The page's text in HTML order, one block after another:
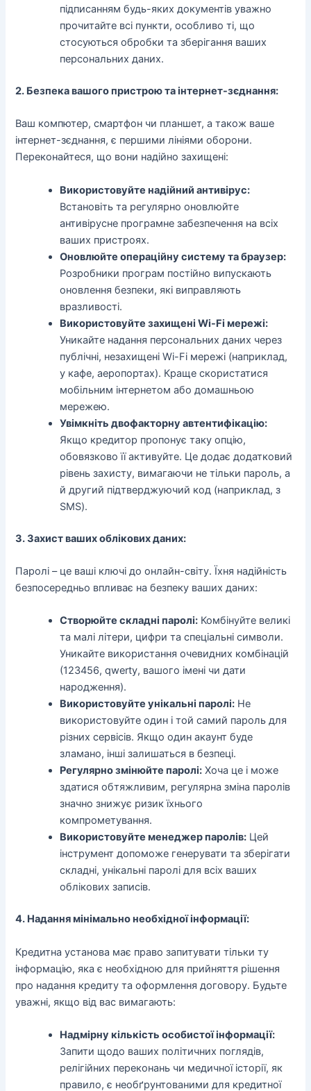
підписанням будь-яких документів уважно
прочитайте всі пункти, особливо ті, що
стосуються обробки та зберігання ваших
персональних даних.
2. Безпека вашого пристрою та інтернет-зєднання:
Ваш компютер, смартфон чи планшет, а також ваше
інтернет-зєднання, є першими лініями оборони.
Переконайтеся, що вони надійно захищені:
Використовуйте надійний антивірус:
Встановіть та регулярно оновлюйте
антивірусне програмне забезпечення на всіх
ваших пристроях.
Оновлюйте операційну систему та браузер:
Розробники програм постійно випускають
оновлення безпеки, які виправляють
вразливості.
Використовуйте захищені Wi-Fi мережі:
Уникайте надання персональних даних через
публічні, незахищені Wi-Fi мережі (наприклад,
у кафе, аеропортах). Краще скористатися
мобільним інтернетом або домашньою
мережею.
Увімкніть двофакторну автентифікацію:
Якщо кредитор пропонує таку опцію,
обовязково її активуйте. Це додає додатковий
рівень захисту, вимагаючи не тільки пароль, а
й другий підтверджуючий код (наприклад, з
SMS).
3. Захист ваших облікових даних:
Паролі – це ваші ключі до онлайн-світу. Їхня надійність
безпосередньо впливає на безпеку ваших даних:
Створюйте складні паролі: Комбінуйте великі
та малі літери, цифри та спеціальні символи.
Уникайте використання очевидних комбінацій
(123456, qwerty, вашого імені чи дати
народження).
Використовуйте унікальні паролі: Не
використовуйте один і той самий пароль для
різних сервісів. Якщо один акаунт буде
зламано, інші залишаться в безпеці.
Регулярно змінюйте паролі: Хоча це і може
здатися обтяжливим, регулярна зміна паролів
значно знижує ризик їхнього
компрометування.
Використовуйте менеджер паролів: Цей
інструмент допоможе генерувати та зберігати
складні, унікальні паролі для всіх ваших
облікових записів.
4. Надання мінімально необхідної інформації:
Кредитна установа має право запитувати тільки ту
інформацію, яка є необхідною для прийняття рішення
про надання кредиту та оформлення договору. Будьте
уважні, якщо від вас вимагають:
Надмірну кількість особистої інформації:
Запити щодо ваших політичних поглядів,
релігійних переконань чи медичної історії, як
правило, є необґрунтованими для кредитної